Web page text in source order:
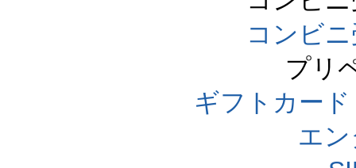
コンビ
プリ
ギフトカー
エ